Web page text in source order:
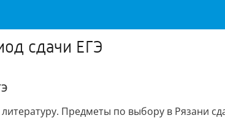
сдачи ЕГЭ
Предметы по выбору в Рязани